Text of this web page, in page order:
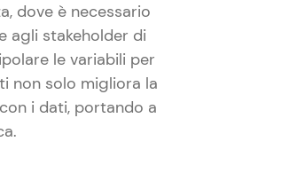
dove è necessario
agli stakeholder di
le variabili per
non solo migliora la
i dati, portando a